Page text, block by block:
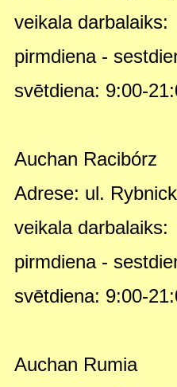
veikala darbalaiks:
pirmdiena -
svētdiena: 9:00-
Auchan Racibórz
Adrese: ul.
veikala darbalaiks:
pirmdiena -
svētdiena: 9:00-
Auchan Rumia